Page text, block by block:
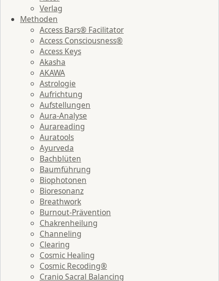
Verlag
Methoden
Access Bars® Facilitator
Access Consciousness®
Access Keys
Akasha
AKAWA
Astrologie
Aufrichtung
Aufstellungen
Aura-Analyse
Aurareading
Auratools
Ayurveda
Bachblüten
Baumführung
Biophotonen
Bioresonanz
Breathwork
Burnout-Prävention
Chakrenheilung
Channeling
Clearing
Cosmic Healing
Cosmic Recoding®
Cranio Sacral Balancing